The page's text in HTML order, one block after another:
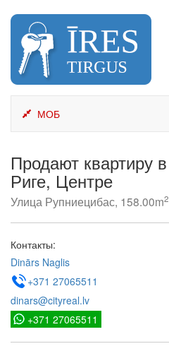
content
МОБ
Продают квартиру в
Риге, Центре
Улица Рупниецибас, 158.00m2
Контакты:
Dinārs Naglis
+371 27065511
dinars@cityreal.lv
+371 27065511